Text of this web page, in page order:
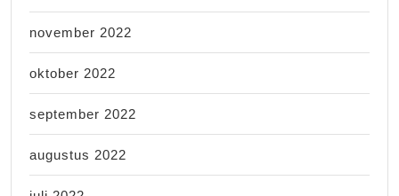
november 2022
oktober 2022
september 2022
augustus 2022